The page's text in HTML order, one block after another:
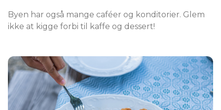
Byen har også mange caféer og konditorier. Glem
ikke at kigge forbi til kaffe og dessert!